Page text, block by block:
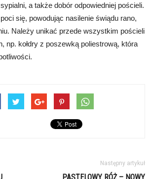
a także dobór odpowiedniej pościeli.
się, powodując nasilenie świądu rano,
Należy unikać przede wszystkim pościeli
np. kołdry z poszewką poliestrową, która
Następny artykuł